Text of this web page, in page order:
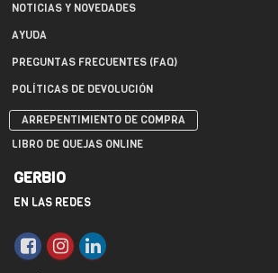
NOTICIAS Y NOVEDADES
AYUDA
PREGUNTAS FRECUENTES (FAQ)
POLÍTICAS DE DEVOLUCIÓN
ARREPENTIMIENTO DE COMPRA
LIBRO DE QUEJAS ONLINE
GERBIO
EN LAS REDES